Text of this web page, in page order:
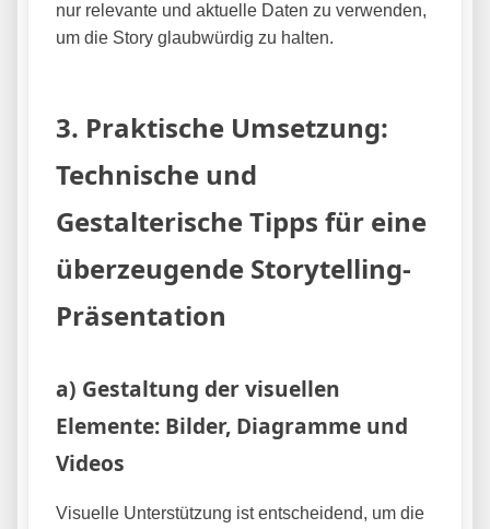
nur relevante und aktuelle Daten zu verwenden,
um die Story glaubwürdig zu halten.
3. Praktische Umsetzung:
Technische und
Gestalterische Tipps für eine
überzeugende Storytelling-
Präsentation
a) Gestaltung der visuellen
Elemente: Bilder, Diagramme und
Videos
Visuelle Unterstützung ist entscheidend, um die